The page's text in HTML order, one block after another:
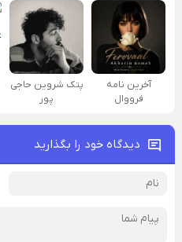
آخرین نامه
فرووال
پتک شروین حاجی
پور
دیدگاه خود را بگذارید